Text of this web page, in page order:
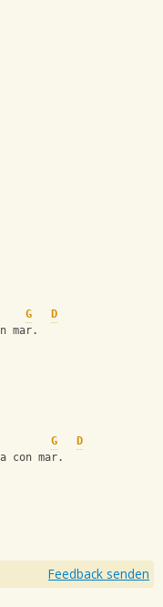
G
D
mar.
G
D
con mar.
Feedback senden